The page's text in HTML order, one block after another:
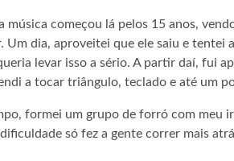
música começou lá pelos 15 anos,
Um dia, aproveitei que ele saiu e
levar isso a sério. A partir daí, fui
a tocar triângulo, teclado e até um
formei um grupo de forró com meu
só fez a gente correr mais